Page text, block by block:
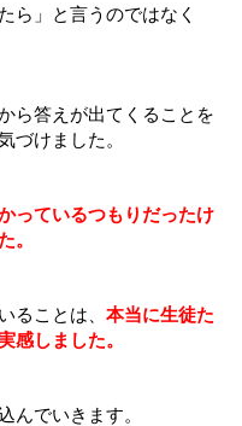
ら」と言うのではなく
ら答えが出てくることを
づけました。
っているつもりだったけ
。
ることは、 本当に生徒た
感しました。
んでいきます。